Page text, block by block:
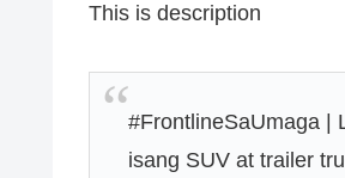
This is description
#FrontlineSaUmaga |
isang SUV at trailer